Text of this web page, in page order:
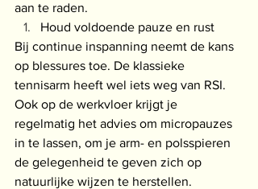
aan te raden.
Houd voldoende pauze en rust
Bij continue inspanning neemt de kans
op blessures toe. De klassieke
tennisarm heeft wel iets weg van RSI.
Ook op de werkvloer krijgt je
regelmatig het advies om micropauzes
in te lassen, om je arm- en polsspieren
de gelegenheid te geven zich op
natuurlijke wijzen te herstellen.